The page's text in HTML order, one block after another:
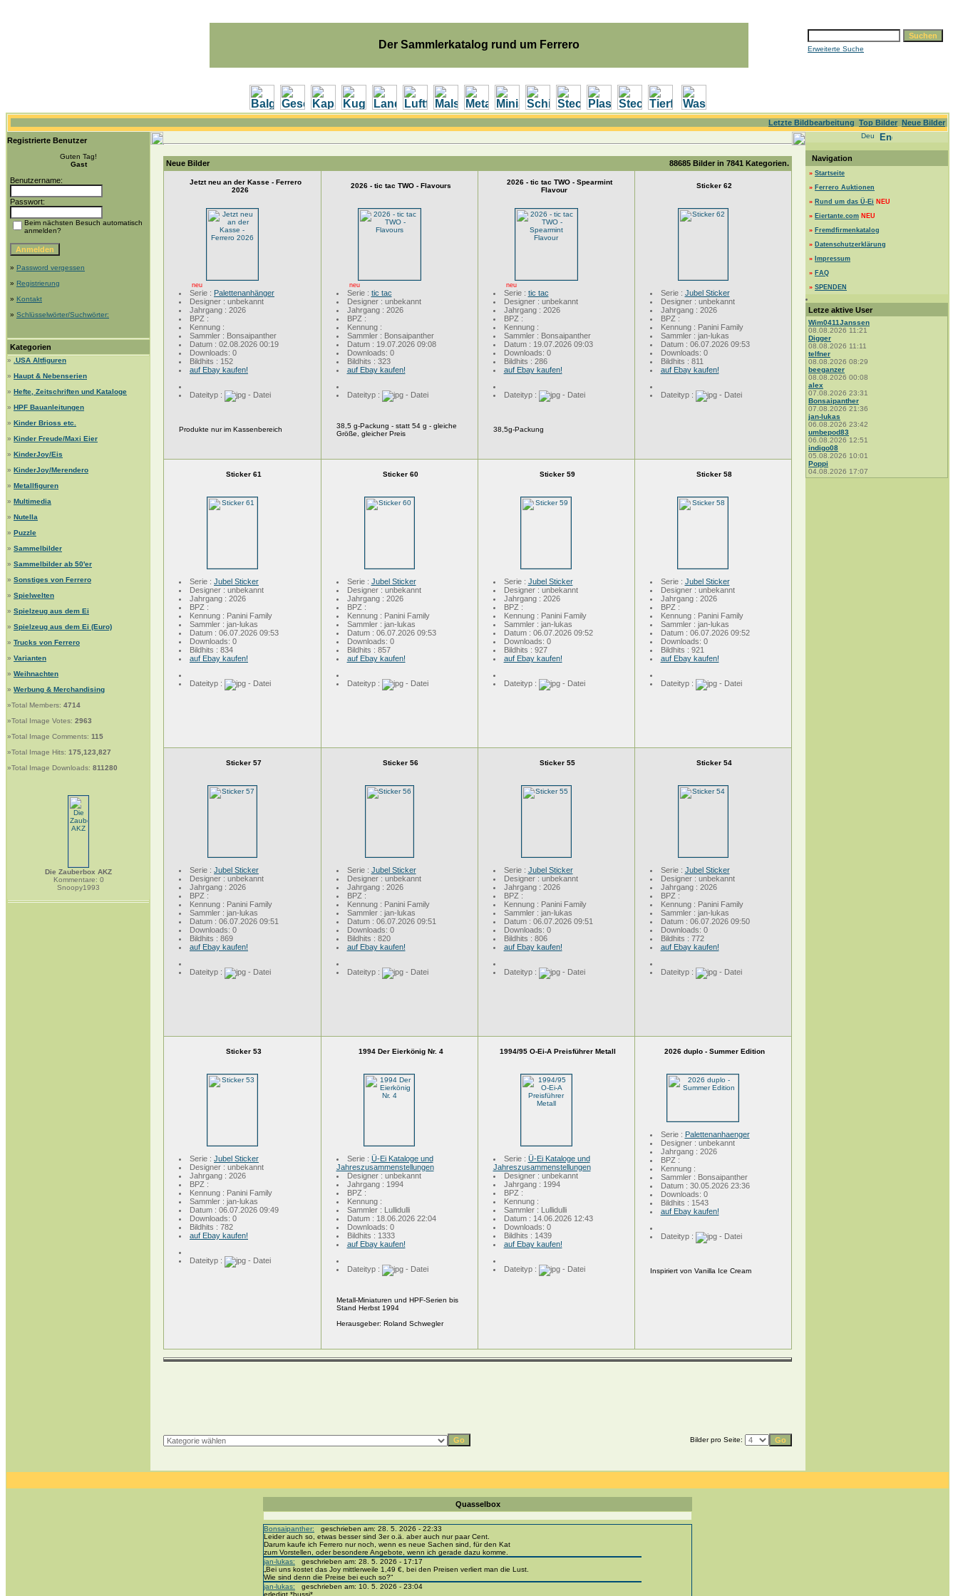
Der Sammlerkatalog rund um Ferrero Erweiterte Suche
Letzte Bildbearbeitung Top Bilder Neue Bilder
Registrierte Benutzer
Guten Tag!
Gast
Benutzername:
Passwort:
Beim nächsten Besuch automatisch
anmelden?
» Password vergessen
» Registrierung
» Kontakt
» Schlüsselwörter/Suchwörter:
Kategorien
»
.USA Altfiguren
» Haupt & Nebenserien
» Hefte, Zeitschriften und Kataloge
» HPF Bauanleitungen
» Kinder Brioss etc.
» Kinder Freude/Maxi Eier
» KinderJoy/Eis
» KinderJoy/Merendero
» Metallfiguren
» Multimedia
» Nutella
» Puzzle
» Sammelbilder
» Sammelbilder ab 50'er
» Sonstiges von Ferrero
» Spielwelten
» Spielzeug aus dem Ei
» Spielzeug aus dem Ei (Euro)
» Trucks von Ferrero
» Varianten
» Weihnachten
» Werbung & Merchandising
»Total Members: 4714
»Total Image Votes: 2963
»Total Image Comments: 115
»Total Image Hits: 175,123,827
»Total Image Downloads: 811280
Die Zauberbox AKZ
Kommentare: 0
Snoopy1993
Neue Bilder 88685 Bilder in 7841 Kategorien.
Jetzt neu an der Kasse - Ferrero
2026
neu
Serie : Palettenanhänger
Designer : unbekannt
Jahrgang : 2026
BPZ :
Kennung :
Sammler : Bonsaipanther
Datum : 02.08.2026 00:19
Downloads: 0
Bildhits : 152
auf Ebay kaufen!
Dateityp :
Produkte nur im Kassenbereich
2026 - tic tac TWO - Flavours
neu
Serie : tic tac
Designer : unbekannt
Jahrgang : 2026
BPZ :
Kennung :
Sammler : Bonsaipanther
Datum : 19.07.2026 09:08
Downloads: 0
Bildhits : 323
auf Ebay kaufen!
Dateityp :
38,5 g-Packung - statt 54 g - gleiche
Größe, gleicher Preis
2026 - tic tac TWO - Spearmint
Flavour
neu
Serie : tic tac
Designer : unbekannt
Jahrgang : 2026
BPZ :
Kennung :
Sammler : Bonsaipanther
Datum : 19.07.2026 09:03
Downloads: 0
Bildhits : 286
auf Ebay kaufen!
Dateityp :
38,5g-Packung
Sticker 62
Serie : Jubel Sticker
Designer : unbekannt
Jahrgang : 2026
BPZ :
Kennung : Panini Family
Sammler : jan-lukas
Datum : 06.07.2026 09:53
Downloads: 0
Bildhits : 811
auf Ebay kaufen!
Dateityp :
Sticker 61
Serie : Jubel Sticker
Designer : unbekannt
Jahrgang : 2026
BPZ :
Kennung : Panini Family
Sammler : jan-lukas
Datum : 06.07.2026 09:53
Downloads: 0
Bildhits : 834
auf Ebay kaufen!
Dateityp :
Sticker 60
Serie : Jubel Sticker
Designer : unbekannt
Jahrgang : 2026
BPZ :
Kennung : Panini Family
Sammler : jan-lukas
Datum : 06.07.2026 09:53
Downloads: 0
Bildhits : 857
auf Ebay kaufen!
Dateityp :
Sticker 59
Serie : Jubel Sticker
Designer : unbekannt
Jahrgang : 2026
BPZ :
Kennung : Panini Family
Sammler : jan-lukas
Datum : 06.07.2026 09:52
Downloads: 0
Bildhits : 927
auf Ebay kaufen!
Dateityp :
Sticker 58
Serie : Jubel Sticker
Designer : unbekannt
Jahrgang : 2026
BPZ :
Kennung : Panini Family
Sammler : jan-lukas
Datum : 06.07.2026 09:52
Downloads: 0
Bildhits : 921
auf Ebay kaufen!
Dateityp :
Sticker 57
Serie : Jubel Sticker
Designer : unbekannt
Jahrgang : 2026
BPZ :
Kennung : Panini Family
Sammler : jan-lukas
Datum : 06.07.2026 09:51
Downloads: 0
Bildhits : 869
auf Ebay kaufen!
Dateityp :
Sticker 56
Serie : Jubel Sticker
Designer : unbekannt
Jahrgang : 2026
BPZ :
Kennung : Panini Family
Sammler : jan-lukas
Datum : 06.07.2026 09:51
Downloads: 0
Bildhits : 820
auf Ebay kaufen!
Dateityp :
Sticker 55
Serie : Jubel Sticker
Designer : unbekannt
Jahrgang : 2026
BPZ :
Kennung : Panini Family
Sammler : jan-lukas
Datum : 06.07.2026 09:51
Downloads: 0
Bildhits : 806
auf Ebay kaufen!
Dateityp :
Sticker 54
Serie : Jubel Sticker
Designer : unbekannt
Jahrgang : 2026
BPZ :
Kennung : Panini Family
Sammler : jan-lukas
Datum : 06.07.2026 09:50
Downloads: 0
Bildhits : 772
auf Ebay kaufen!
Dateityp :
Sticker 53
Serie : Jubel Sticker
Designer : unbekannt
Jahrgang : 2026
BPZ :
Kennung : Panini Family
Sammler : jan-lukas
Datum : 06.07.2026 09:49
Downloads: 0
Bildhits : 782
auf Ebay kaufen!
Dateityp :
1994 Der Eierkönig Nr. 4
Serie : Ü-Ei Kataloge und
Jahreszusammenstellungen
Designer : unbekannt
Jahrgang : 1994
BPZ :
Kennung :
Sammler : Lullidulli
Datum : 18.06.2026 22:04
Downloads: 0
Bildhits : 1333
auf Ebay kaufen!
Dateityp :
Metall-Miniaturen und HPF-Serien bis
Stand Herbst 1994
Herausgeber: Roland Schwegler
1994/95 O-Ei-A Preisführer Metall
Serie : Ü-Ei Kataloge und
Jahreszusammenstellungen
Designer : unbekannt
Jahrgang : 1994
BPZ :
Kennung :
Sammler : Lullidulli
Datum : 14.06.2026 12:43
Downloads: 0
Bildhits : 1439
auf Ebay kaufen!
Dateityp :
2026 duplo - Summer Edition
Serie : Palettenanhaenger
Designer : unbekannt
Jahrgang : 2026
BPZ :
Kennung :
Sammler : Bonsaipanther
Datum : 30.05.2026 23:36
Downloads: 0
Bildhits : 1543
auf Ebay kaufen!
Dateityp :
Inspiriert von Vanilla Ice Cream
Bilder pro Seite:
Navigation
» Startseite
» Ferrero Auktionen
» Rund um das Ü-Ei NEU
» Eiertante.com NEU
» Fremdfirmenkatalog
» Datenschutzerklärung
» Impressum
» FAQ
» SPENDEN
Letze aktive User
Wim0411Janssen
08.08.2026 11:21
Digger
08.08.2026 11:11
telfner
08.08.2026 08:29
beeganzer
08.08.2026 00:08
alex
07.08.2026 23:31
Bonsaipanther
07.08.2026 21:36
jan-lukas
06.08.2026 23:42
umbepod83
06.08.2026 12:51
indigo08
05.08.2026 10:01
Poppi
04.08.2026 17:07
Quasselbox
Bonsaipanther: geschrieben am: 28. 5. 2026 - 22:33
Leider auch so, etwas besser sind 3er o.ä. aber auch nur paar Cent.
Darum kaufe ich Ferrero nur noch, wenn es neue Sachen sind, für den Kat
zum Vorstellen, oder besondere Angebote, wenn ich gerade dazu komme.
jan-lukas: geschrieben am: 28. 5. 2026 - 17:17
„Bei uns kostet das Joy mittlerweile 1,49 €, bei den Preisen verliert man die Lust.
Wie sind denn die Preise bei euch so?“
jan-lukas: geschrieben am: 10. 5. 2026 - 23:04
erledigt *bussi*